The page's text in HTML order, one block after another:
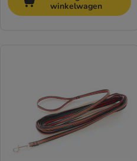
winkelwagen